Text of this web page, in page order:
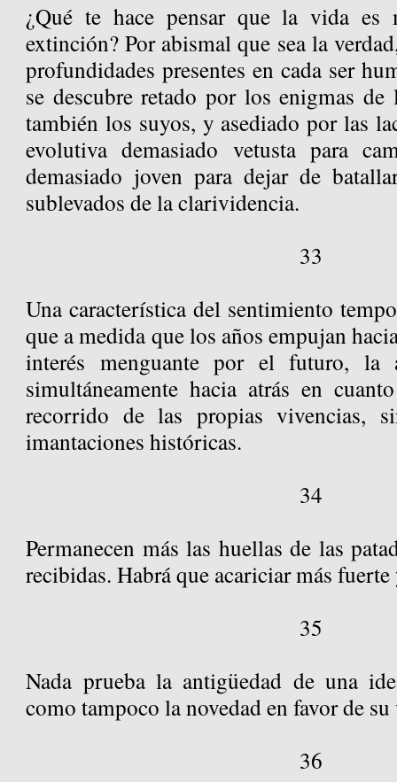
¿Qué te hace pensar que la vida es
extinción? Por abismal que sea la
profundidades presentes en cada ser
se descubre retado por los enigmas de
también los suyos, y asediado por las
evolutiva demasiado vetusta para
demasiado joven para dejar de
sublevados de la clarividencia.
33
Una característica del sentimiento
que a medida que los años empujan
interés menguante por el futuro, la
simultáneamente hacia atrás en
recorrido de las propias vivencias,
imantaciones históricas.
34
Permanecen más las huellas de las
recibidas. Habrá que acariciar más
35
Nada prueba la antigüedad de una
como tampoco la novedad en favor de
36